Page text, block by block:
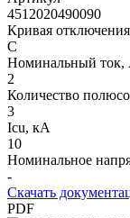
4512020490090
Кривая отключения
C
Номинальный ток,
2
Количество
3
Icu, кА
10
Номинальное
-
Скачать
PDF